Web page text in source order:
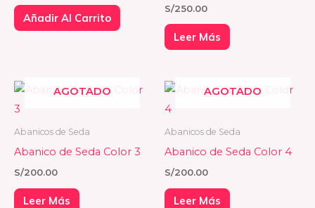
Añadir Al Carrito
S/250.00
Leer Más
AGOTADO
Abanicos de Seda
Abanico de Seda Color 3
S/200.00
Leer Más
AGOTADO
Abanicos de Seda
Abanico de Seda Color 4
S/200.00
Leer Más